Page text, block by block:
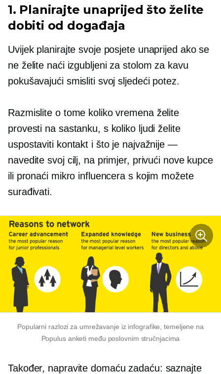
1. Planirajte unaprijed što želite
dobiti od događaja
Uvijek planirajte svoje posjete unaprijed ako se
ne želite naći izgubljeni za stolom za kavu
pokušavajući smisliti svoj sljedeći potez.
Razmislite o tome koliko vremena želite
provesti na sastanku, s koliko ljudi želite
uspostaviti kontakt i što je najvažnije —
navedite svoj cilj, na primjer, privući nove kupce
ili pronaći mikro influencera s kojim možete
surađivati.
Popularni razlozi za umrežavanje iz infografike, temeljene na
Populus anketi među poslovnim stručnjacima
Također, napravite domaću zadaću: saznajte